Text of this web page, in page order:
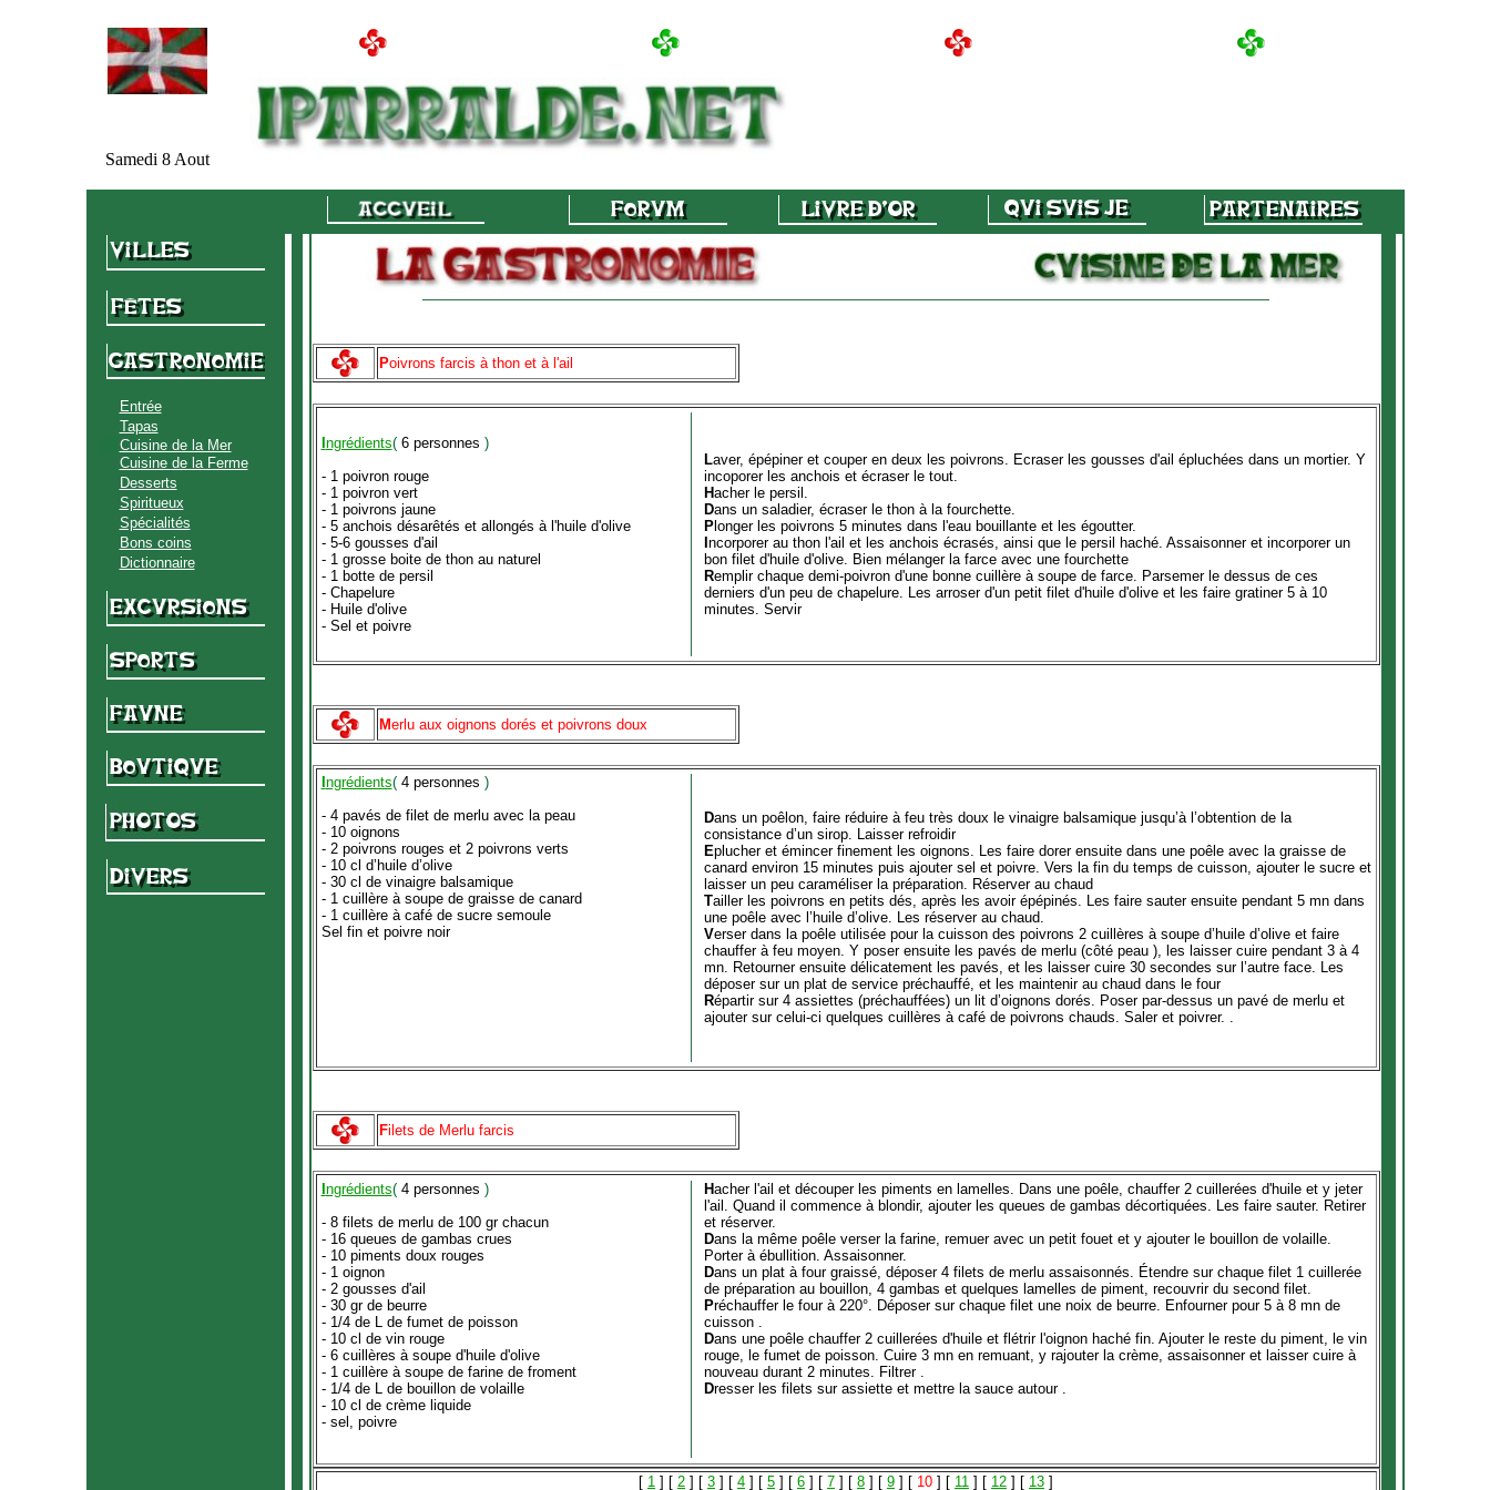
Samedi 8 Aout
Entrée
Tapas
Cuisine de la Mer
Cuisine de la Ferme
Desserts
Spiritueux
Spécialités
Bons coins
Dictionnaire
Poivrons farcis à thon et à l'ail
ngrédients( 6 personnes )
- 1 poivron rouge
- 1 poivron vert
- 1 poivrons jaune
- 5 anchois désarêtés et allongés à l'huile d'olive
- 5-6 gousses d'ail
- 1 grosse boite de thon au naturel
- 1 botte de persil
- Chapelure
- Huile d'olive
- Sel et poivre
Laver, épépiner et couper en deux les poivrons. Ecraser les gousses d'ail épluchées dans un mortier. Y
incoporer les anchois et écraser le tout.
Hacher le persil.
Dans un saladier, écraser le thon à la fourchette.
Plonger les poivrons 5 minutes dans l'eau bouillante et les égoutter.
ncorporer au thon l'ail et les anchois écrasés, ainsi que le persil haché. Assaisonner et incorporer un
bon filet d'huile d'olive. Bien mélanger la farce avec une fourchette
Remplir chaque demi-poivron d'une bonne cuillère à soupe de farce. Parsemer le dessus de ces
derniers d'un peu de chapelure. Les arroser d'un petit filet d'huile d'olive et les faire gratiner 5 à 10
minutes. Servir
Merlu aux oignons dorés et poivrons doux
ngrédients( 4 personnes )
- 4 pavés de filet de merlu avec la peau
- 10 oignons
- 2 poivrons rouges et 2 poivrons verts
- 10 cl d’huile d’olive
- 30 cl de vinaigre balsamique
- 1 cuillère à soupe de graisse de canard
- 1 cuillère à café de sucre semoule
Sel fin et poivre noir
Dans un poêlon, faire réduire à feu très doux le vinaigre balsamique jusqu’à l’obtention de la
consistance d’un sirop. Laisser refroidir
Eplucher et émincer finement les oignons. Les faire dorer ensuite dans une poêle avec la graisse de
canard environ 15 minutes puis ajouter sel et poivre. Vers la fin du temps de cuisson, ajouter le sucre et
laisser un peu caraméliser la préparation. Réserver au chaud
Tailler les poivrons en petits dés, après les avoir épépinés. Les faire sauter ensuite pendant 5 mn dans
une poêle avec l’huile d’olive. Les réserver au chaud.
Verser dans la poêle utilisée pour la cuisson des poivrons 2 cuillères à soupe d’huile d’olive et faire
chauffer à feu moyen. Y poser ensuite les pavés de merlu (côté peau ), les laisser cuire pendant 3 à 4
mn. Retourner ensuite délicatement les pavés, et les laisser cuire 30 secondes sur l’autre face. Les
déposer sur un plat de service préchauffé, et les maintenir au chaud dans le four
Répartir sur 4 assiettes (préchauffées) un lit d’oignons dorés. Poser par-dessus un pavé de merlu et
ajouter sur celui-ci quelques cuillères à café de poivrons chauds. Saler et poivrer. .
Filets de Merlu farcis
ngrédients( 4 personnes )
- 8 filets de merlu de 100 gr chacun
- 16 queues de gambas crues
- 10 piments doux rouges
- 1 oignon
- 2 gousses d'ail
- 30 gr de beurre
- 1/4 de L de fumet de poisson
- 10 cl de vin rouge
- 6 cuillères à soupe d'huile d'olive
- 1 cuillère à soupe de farine de froment
- 1/4 de L de bouillon de volaille
- 10 cl de crème liquide
- sel, poivre
Hacher l'ail et découper les piments en lamelles. Dans une poêle, chauffer 2 cuillerées d'huile et y jeter
l'ail. Quand il commence à blondir, ajouter les queues de gambas décortiquées. Les faire sauter. Retirer
et réserver.
Dans la même poêle verser la farine, remuer avec un petit fouet et y ajouter le bouillon de volaille.
Porter à ébullition. Assaisonner.
Dans un plat à four graissé, déposer 4 filets de merlu assaisonnés. Étendre sur chaque filet 1 cuillerée
de préparation au bouillon, 4 gambas et quelques lamelles de piment, recouvrir du second filet.
Préchauffer le four à 220°. Déposer sur chaque filet une noix de beurre. Enfourner pour 5 à 8 mn de
cuisson .
Dans une poêle chauffer 2 cuillerées d'huile et flétrir l'oignon haché fin. Ajouter le reste du piment, le vin
rouge, le fumet de poisson. Cuire 3 mn en remuant, y rajouter la crème, assaisonner et laisser cuire à
nouveau durant 2 minutes. Filtrer .
Dresser les filets sur assiette et mettre la sauce autour .
[ 1 ] [ 2 ] [ 3 ] [ 4 ] [ 5 ] [ 6 ] [ 7 ] [ 8 ] [ 9 ] [ 10 ] [ 11 ] [ 12 ] [ 13 ]